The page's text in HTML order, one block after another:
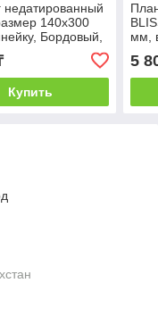
недатированный
140х300
Бордовый,
Купить
мм,
5